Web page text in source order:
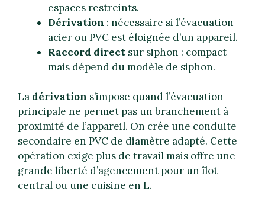
espaces restreints.
Dérivation : nécessaire si l’évacuation
acier ou PVC est éloignée d’un appareil.
Raccord direct sur siphon : compact
mais dépend du modèle de siphon.
La dérivation s’impose quand l’évacuation
principale ne permet pas un branchement à
proximité de l’appareil. On crée une conduite
secondaire en PVC de diamètre adapté. Cette
opération exige plus de travail mais offre une
grande liberté d’agencement pour un îlot
central ou une cuisine en L.